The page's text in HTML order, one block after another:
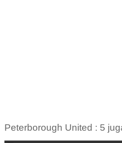
Peterborough United : 5